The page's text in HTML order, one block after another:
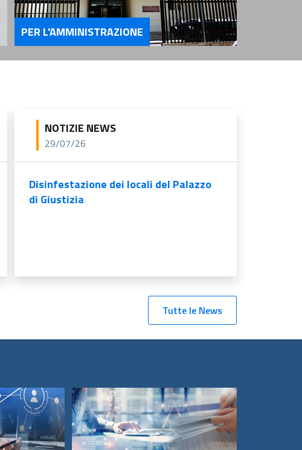
Servizi Per l'Amministrazione
PER L'AMMINISTRAZIONE
NOTIZIE NEWS
29/07/26
Disinfestazione dei locali del Palazzo
di Giustizia
Tutte le News